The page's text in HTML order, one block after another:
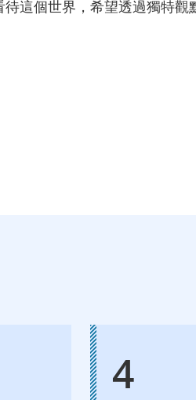
這個世界，希望透過獨特觀